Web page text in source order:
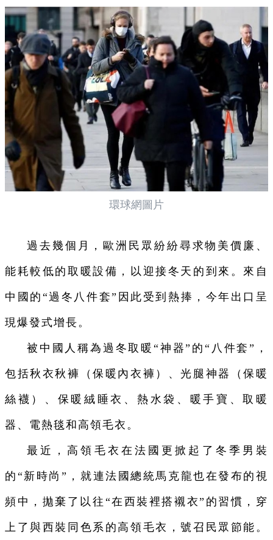
環球網圖片
過去幾個月，歐洲民眾紛紛尋求物美價廉、
能耗較低的取暖設備，以迎接冬天的到來。來自
中國的“過冬八件套”因此受到熱捧，今年出口呈
現爆發式增長。
被中國人稱為過冬取暖“神器”的“八件套”，
包括秋衣秋褲（保暖內衣褲）、光腿神器（保暖
絲襪）、保暖絨睡衣、熱水袋、暖手寶、取暖
器、電熱毯和高領毛衣。
最近，高領毛衣在法國更掀起了冬季男裝
的“新時尚”，就連法國總統馬克龍也在發布的視
頻中，拋棄了以往“在西裝裡搭襯衣”的習慣，穿
上了與西裝同色系的高領毛衣，號召民眾節能。